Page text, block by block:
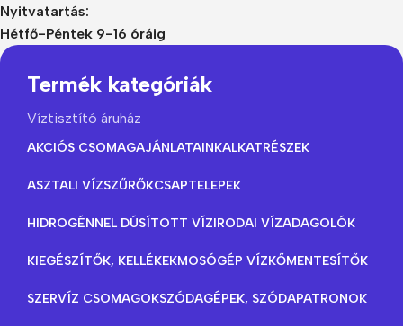
Nyitvatartás:
Hétfő-Péntek 9-16 óráig
Termék kategóriák
Víztisztító áruház
AKCIÓS CSOMAGAJÁNLATAINKALKATRÉSZEK
ASZTALI VÍZSZŰRŐKCSAPTELEPEK
HIDROGÉNNEL DÚSÍTOTT VÍZIRODAI VÍZADAGOLÓK
KIEGÉSZÍTŐK, KELLÉKEKMOSÓGÉP VÍZKŐMENTESÍTŐK
SZERVÍZ CSOMAGOKSZÓDAGÉPEK, SZÓDAPATRONOK